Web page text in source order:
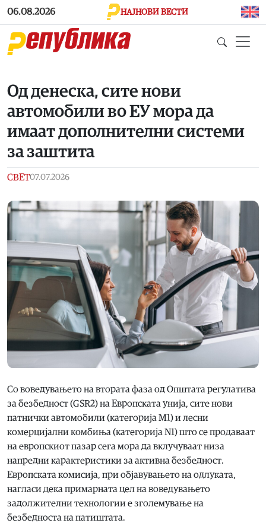
Skip to main content
06.08.2026 НАЈНОВИ ВЕСТИ
Од денеска, сите нови
автомобили во ЕУ мора да
имаат дополнителни системи
за заштита
СВЕТ07.07.2026
Со воведувањето на втората фаза од Општата регулатива
за безбедност (GSR2) на Европската унија, сите нови
патнички автомобили (категорија M1) и лесни
комерцијални комбиња (категорија N1) што се продаваат
на европскиот пазар сега мора да вклучуваат низа
напредни карактеристики за активна безбедност.
Европската комисија, при објавувањето на одлуката,
нагласи дека примарната цел на воведувањето
задолжителни технологии е зголемување на
безбедноста на патиштата.